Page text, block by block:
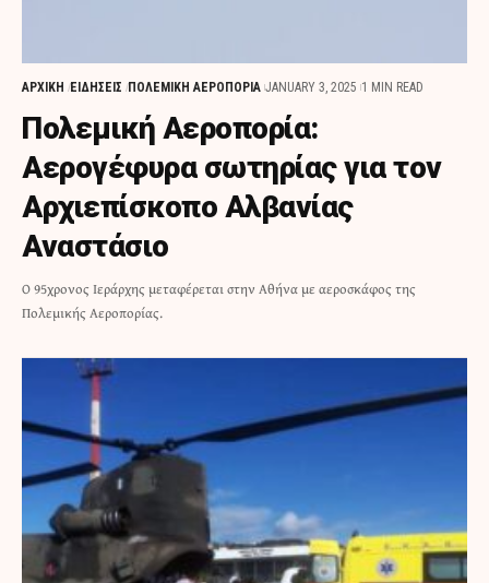
ΑΡΧΙΚΗ ΕΙΔΗΣΕΙΣ ΠΟΛΕΜΙΚΗ ΑΕΡΟΠΟΡΙΑ JANUARY 3, 2025 1 MIN READ
Πολεμική Αεροπορία:
Αερογέφυρα σωτηρίας για τον
Αρχιεπίσκοπο Αλβανίας
Αναστάσιο
Ο 95χρονος Ιεράρχης μεταφέρεται στην Αθήνα με αεροσκάφος της
Πολεμικής Αεροπορίας.